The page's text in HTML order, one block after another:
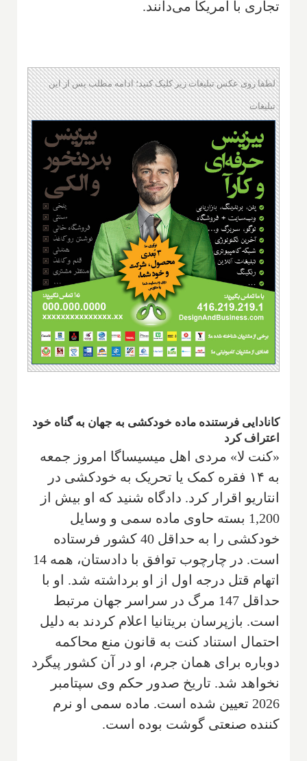
تجاری با آمریکا می‌دانند.
لطفا روی عکس تبلیغات زیر کلیک کنید؛ ادامه مطلب پس از این
تبلیغات
کانادایی فرستنده ماده خودکشی به جهان به گناه خود
اعتراف کرد
«کنت لا» مردی اهل میسیساگا امروز جمعه
به ۱۴ فقره کمک یا تحریک به خودکشی در
انتاریو اقرار کرد. دادگاه شنید که او بیش از
1,200 بسته حاوی ماده سمی و وسایل
خودکشی را به حداقل 40 کشور فرستاده
است. در چارچوب توافق با دادستان، همه 14
اتهام قتل درجه اول از او برداشته شد. او با
حداقل 147 مرگ در سراسر جهان مرتبط
است. بازپرسان بریتانیا اعلام کردند به دلیل
احتمال استناد کنت به قانون منع محاکمه
دوباره برای همان جرم، او در آن کشور پیگرد
نخواهد شد. تاریخ صدور حکم وی سپتامبر
2026 تعیین شده است. ماده سمی او نرم
کننده صنعتی گوشت بوده است.